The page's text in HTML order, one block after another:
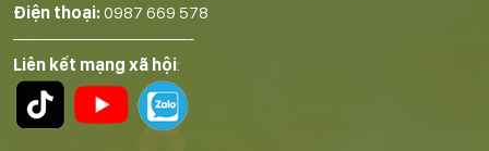
Điện thoại:0987 669 578
——————————-
Liên kết mạng xã hội: